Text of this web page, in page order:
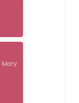
Mary